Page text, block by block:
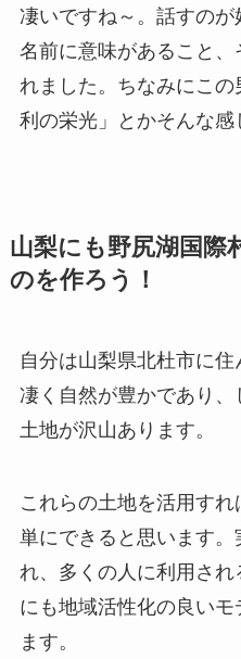
凄いですね～。話すの
名前に意味があること、
れました。ちなみにこ
利の栄光」とかそんな感
山梨にも野尻湖国際
のを作ろう！
自分は山梨県北杜市に
凄く自然が豊かであり
土地が沢山あります。
これらの土地を活用す
単にできると思います
れ、多くの人に利用さ
にも地域活性化の良い
ます。